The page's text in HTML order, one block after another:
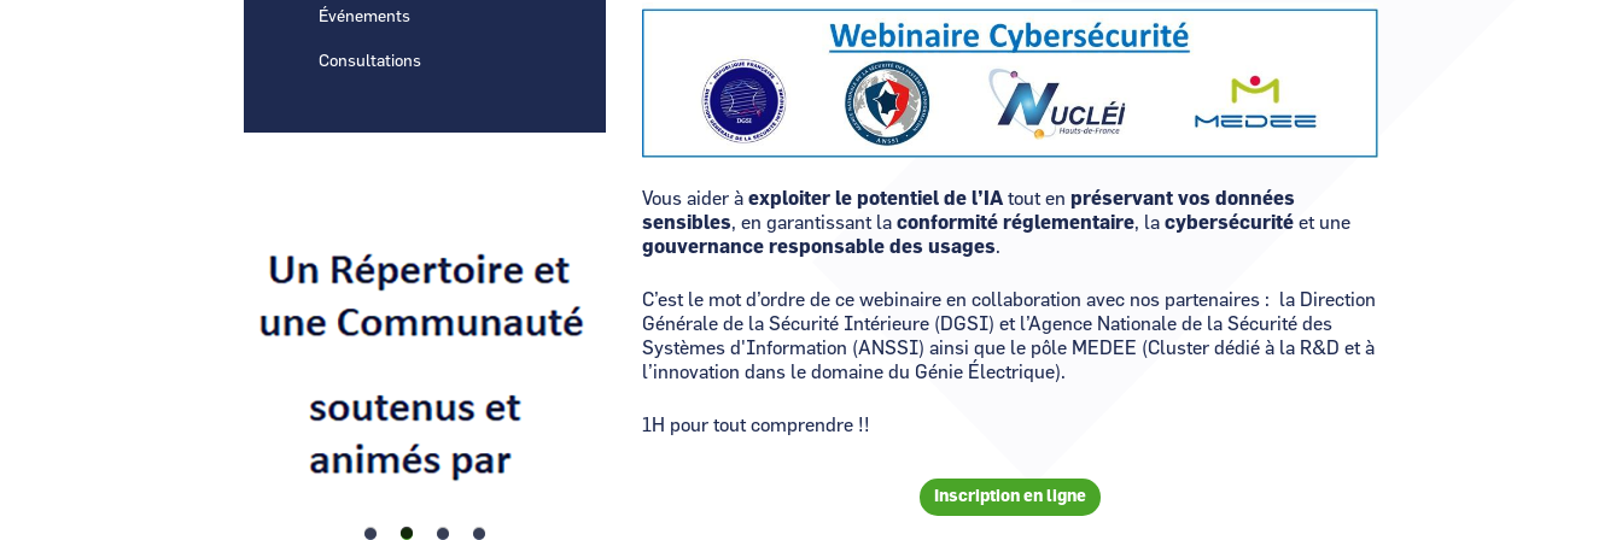
Événements
Consultations
Image
Vous aider à exploiter le potentiel de l’IA tout en préservant vos données
sensibles, en garantissant la conformité réglementaire, la cybersécurité et une
gouvernance responsable des usages.
C’est le mot d’ordre de ce webinaire en collaboration avec nos partenaires : la Direction
Générale de la Sécurité Intérieure (DGSI) et l’Agence Nationale de la Sécurité des
Systèmes d'Information (ANSSI) ainsi que le pôle MEDEE (Cluster dédié à la R&D et à
l’innovation dans le domaine du Génie Électrique).
1H pour tout comprendre !!
Inscription en ligne